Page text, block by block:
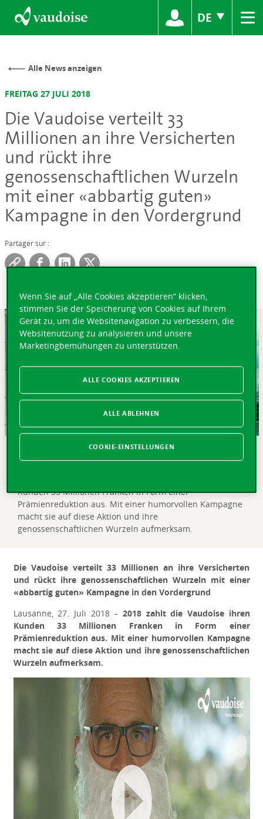
DE ≡
Alle News anzeigen
FREITAG 27 JULI 2018
Die Vaudoise verteilt 33
Millionen an ihre Versicherten
und rückt ihre
genossenschaftlichen Wurzeln
mit einer «abbartig guten»
Kampagne in den Vordergrund
Partager sur :
KURZ GEFASST
Kunden 33 Millionen Franken in Form einer
Prämienreduktion aus. Mit einer humorvollen Kampagne
macht sie auf diese Aktion und ihre
genossenschaftlichen Wurzeln aufmerksam.
Die Vaudoise verteilt 33 Millionen an ihre Versicherten
und rückt ihre genossenschaftlichen Wurzeln mit einer
«abbartig guten» Kampagne in den Vordergrund
Lausanne, 27. Juli 2018 – 2018 zahlt die Vaudoise ihren
Kunden 33 Millionen Franken in Form einer
Prämienreduktion aus. Mit einer humorvollen Kampagne
macht sie auf diese Aktion und ihre genossenschaftlichen
Wurzeln aufmerksam.
Wenn Sie auf „Alle Cookies akzeptieren“ klicken,
stimmen Sie der Speicherung von Cookies auf Ihrem
Gerät zu, um die Websitenavigation zu verbessern, die
Websitenutzung zu analysieren und unsere
Marketingbemühungen zu unterstützen.
ALLE ABLEHNEN
ALLE COOKIES AKZEPTIEREN
COOKIE-EINSTELLUNGEN